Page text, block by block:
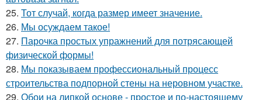
25. Тот случай, когда размер имеет значение.
26. Мы осуждаем такое!
27. Парочка простых упражнений для потрясающей
физической формы!
28. Мы показываем профессиональный процесс
строительства подпорной стены на неровном участке.
29. Обои на липкой основе - простое и по-настоящему